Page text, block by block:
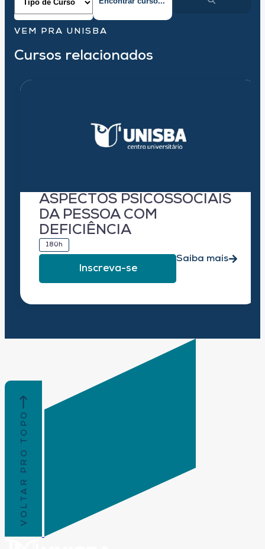
VEM PRA UNISBA
Cursos relacionados
ASPECTOS PSICOSSOCIAIS
DA PESSOA COM
DEFICIÊNCIA
180h
Inscreva-se
Saiba mais
VOLTAR PRO TOPO